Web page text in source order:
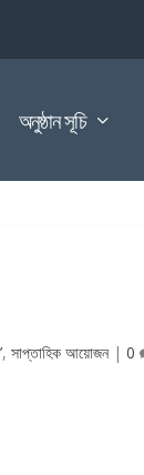
অনুষ্ঠান সূচি
, সাপ্তাহিক আয়োজন| 0